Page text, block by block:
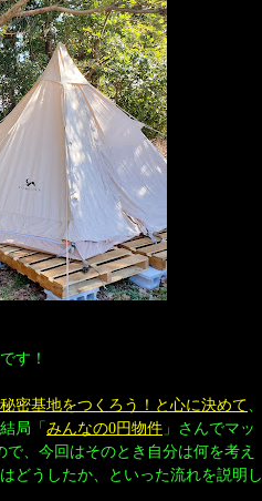
です！
密基地をつくろう！と心に決めて
局「みんなの0円物件 」さんでマッ
、今回はそのとき自分は何を考え
どうしたか、といった流れを説明し